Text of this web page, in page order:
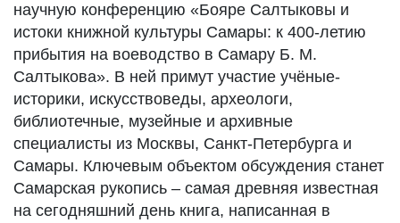
научную конференцию «Бояре Салтыковы и
истоки книжной культуры Самары: к 400-летию
прибытия на воеводство в Самару Б. М.
Салтыкова». В ней примут участие учёные-
историки, искусствоведы, археологи,
библиотечные, музейные и архивные
специалисты из Москвы, Санкт-Петербурга и
Самары. Ключевым объектом обсуждения станет
Самарская рукопись – самая древняя известная
на сегодняшний день книга, написанная в